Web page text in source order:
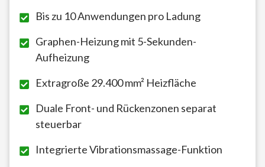
Bis zu 10 Anwendungen pro Ladung
Graphen-Heizung mit 5-Sekunden-
Aufheizung
Extragroße 29.400 mm² Heizfläche
Duale Front- und Rückenzonen separat
steuerbar
Integrierte Vibrationsmassage-Funktion